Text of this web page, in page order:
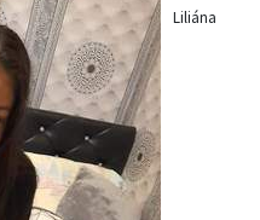
Liliána